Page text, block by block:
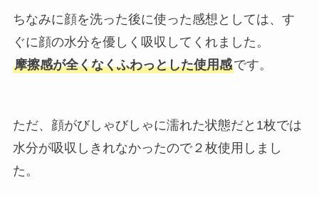
ちなみに顔を洗った後に使った感想としては、す
ぐに顔の水分を優しく吸収してくれました。
摩擦感が全くなくふわっとした使用感です。
ただ、顔がびしゃびしゃに濡れた状態だと1枚では
水分が吸収しきれなかったので２枚使用しまし
た。